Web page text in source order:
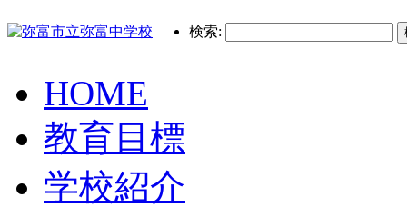
検索:
HOME
教育目標
学校紹介